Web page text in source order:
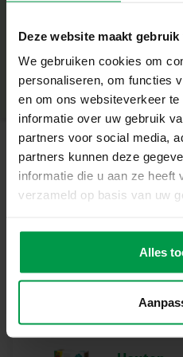
Deze website maakt
We gebruiken cookies om
personaliseren, om functies
en om ons websiteverkeer
informatie over uw gebruik
partners voor social media,
partners kunnen deze
informatie die u aan ze heeft
verzameld op basis van uw
Alles
– Maak de voorbeeldkaarten
vormpjes voor peuters
– De klei heeft een zoute
niet graag in hun mond
– Stimuleert creativiteit en
– Droogt niet uit tijdens het
– Veilige, kindvriendelijke en
Waarom Dit Perfect Voor Jou
Deze set is ideaal voor
deze set kunnen jonge
maken. De zachte klei en de
eindeloze mogelijkheden
spelen en de fijne motoriek
Inhoud van de Set
– 3 potjes klei: groen, oranje
Productnummer|
Deel dit product
dieren